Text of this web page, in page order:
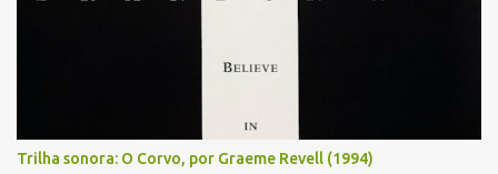
Trilha sonora: O Corvo, por Graeme Revell (1994)